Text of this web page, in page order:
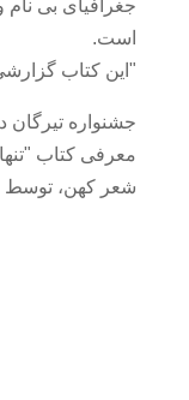
جغرافیای بی
است.
"این کتاب
جشنواره تیرگان
معرفی کتاب
شعر کهن، توسط